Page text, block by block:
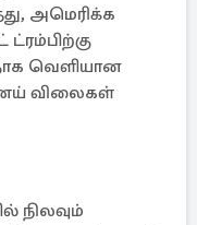
அமெரிக்க
வெளியான
விலைகள்
நிலவும்